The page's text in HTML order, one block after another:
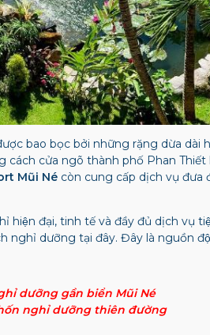
bao bọc bởi những rặng dừa dài
cửa ngõ thành phố Phan
Mũi Nécòn cung cấp dịch vụ đưa
hiện đại, tinh tế và đầy đủ dịch vụ
nghỉ dưỡng tại đây. Đây là nguồn
dưỡng gần biển Mũi Né
nghỉ dưỡng thiên đường